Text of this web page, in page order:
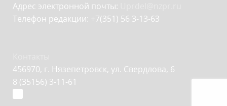
Адрес электронной почты:
Телефон редакции: +7(351) 56 3-13-63
456970, г. Нязепетровск, ул. Свердлова, 6
8 (35156) 3-11-61